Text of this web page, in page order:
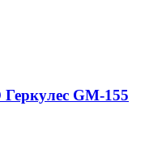
GM-155